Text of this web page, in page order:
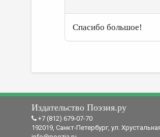
Спасибо большое!
Издательство Поэзия.ру
+7 (812) 679-07-70
192019, Санкт-Петербург, ул.